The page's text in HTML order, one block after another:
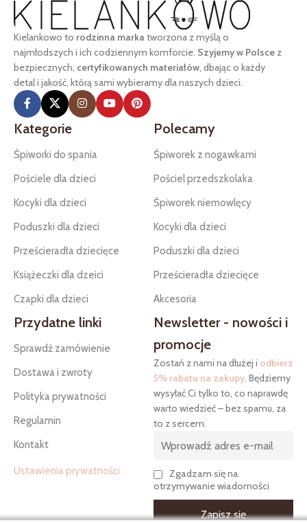
Kielankowo to rodzinna markatworzona z myślą o
najmłodszych i ich codziennym komforcie. Szyjemy w Polsce z
bezpiecznych, certyfikowanych materiałów, dbając o każdy
detal i jakość, którą sami wybieramy dla naszych dzieci.
Kategorie
Śpiworki do spania
Pościele dla dzieci
Kocyki dla dzieci
Poduszki dla dzieci
Prześcieradła dziecięce
Książeczki dla dzeici
Czapki dla dzieci
Polecamy
Śpiworek z nogawkami
Pościel przedszkolaka
Śpiworek niemowlęcy
Kocyki dla dzieci
Poduszki dla dzieci
Prześcieradła dziecięce
Akcesoria
Przydatne linki
Sprawdź zamówienie
Dostawa i zwroty
Polityka prywatności
Regulamin
Kontakt
Ustawienia prywatności
Newsletter - nowości i
promocje
Zostań z nami na dłużej i odbierz
5% rabatu na zakupy. Będziemy
wysyłać Ci tylko to, co naprawdę
warto wiedzieć – bez spamu, za
to z sercem.
Zgadzam się na
otrzymywanie wiadomości